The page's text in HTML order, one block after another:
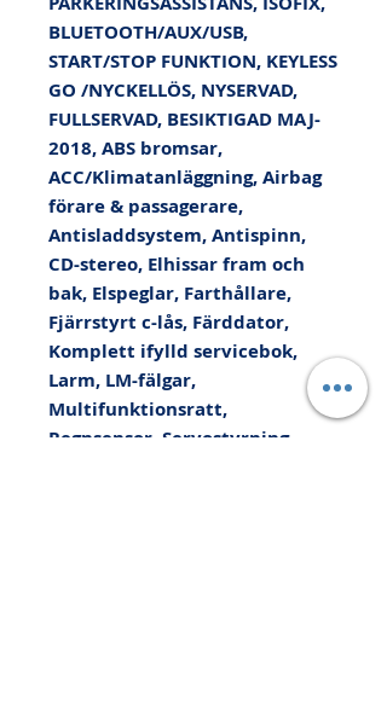
BLUETOOTH/AUX/USB,
START/STOP FUNKTION, KEYLESS
GO /NYCKELLÖS, NYSERVAD,
FULLSERVAD, BESIKTIGAD MAJ-
2018, ABS bromsar,
ACC/Klimatanläggning, Airbag
förare & passagerare,
Antisladdsystem, Antispinn,
CD-stereo, Elhissar fram och
bak, Elspeglar, Farthållare,
Fjärrstyrt c-lås, Färddator,
Komplett ifylld servicebok,
Larm, LM-fälgar,
Multifunktionsratt,
Regnsensor, Servostyrning,